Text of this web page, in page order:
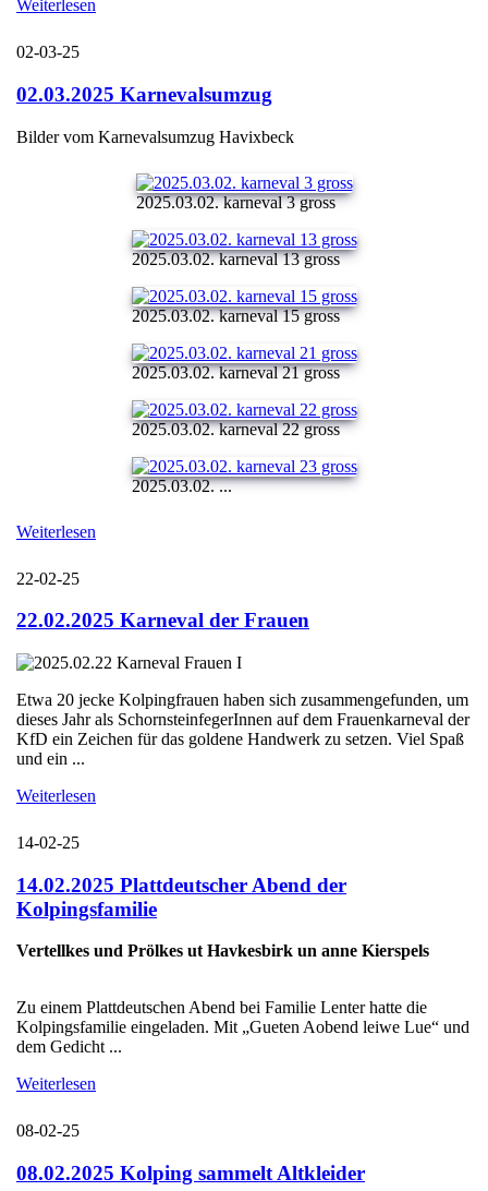
Weiterlesen
02-03-25
02.03.2025 Karnevalsumzug
Bilder vom Karnevalsumzug Havixbeck
2025.03.02. karneval 3 gross
2025.03.02. karneval 13 gross
2025.03.02. karneval 15 gross
2025.03.02. karneval 21 gross
2025.03.02. karneval 22 gross
2025.03.02. ...
Weiterlesen
22-02-25
22.02.2025 Karneval der Frauen
Etwa 20 jecke Kolpingfrauen haben sich zusammengefunden, um
dieses Jahr als SchornsteinfegerInnen auf dem Frauenkarneval der
KfD ein Zeichen für das goldene Handwerk zu setzen. Viel Spaß
und ein ...
Weiterlesen
14-02-25
14.02.2025 Plattdeutscher Abend der
Kolpingsfamilie
Vertellkes und Prölkes ut Havkesbirk un anne Kierspels
Zu einem Plattdeutschen Abend bei Familie Lenter hatte die
Kolpingsfamilie eingeladen. Mit „Gueten Aobend leiwe Lue“ und
dem Gedicht ...
Weiterlesen
08-02-25
08.02.2025 Kolping sammelt Altkleider